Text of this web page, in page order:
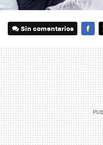
Sin comentarios